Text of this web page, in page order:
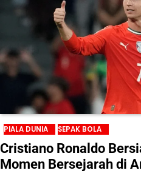
PIALA DUNIA SEPAK BOLA
Cristiano Ronaldo
Momen Bersejarah di